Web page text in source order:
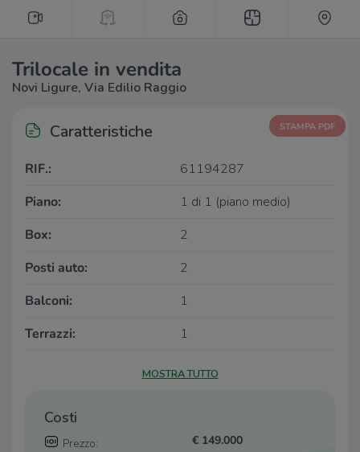
Trilocale in vendita
Novi Ligure, Via Edilio Raggio
Caratteristiche STAMPA PDF
RIF.:
61194287
Piano:
1 di 1 (piano medio)
Box:
2
Posti auto:
2
Balconi:
1
Terrazzi:
1
MOSTRA TUTTO
Costi
Prezzo:
€ 149.000